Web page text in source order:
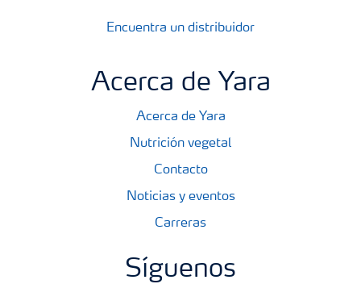
Encuentra un distribuidor
Acerca de Yara
Acerca de Yara
Nutrición vegetal
Contacto
Noticias y eventos
Carreras
Síguenos